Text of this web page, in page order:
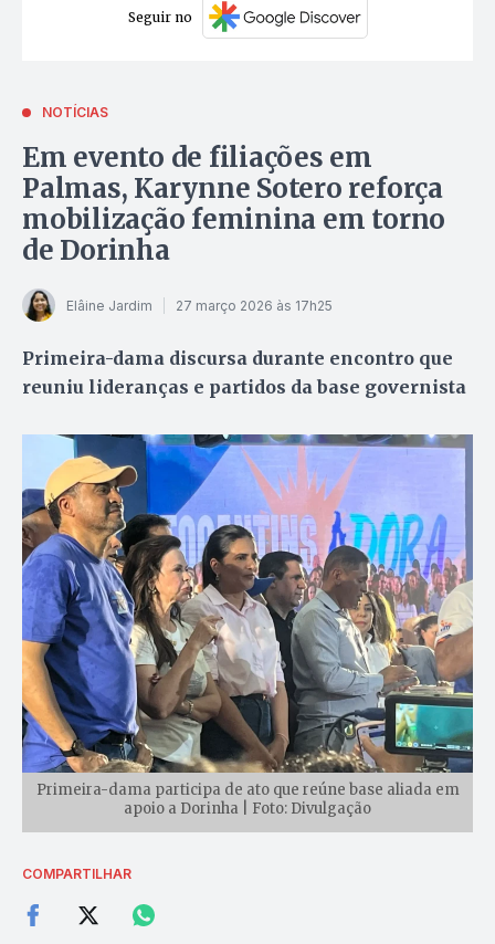
Seguir no
NOTÍCIAS
Em evento de filiações em
Palmas, Karynne Sotero reforça
mobilização feminina em torno
de Dorinha
Elâine Jardim 27 março 2026 às 17h25
Primeira-dama discursa durante encontro que
reuniu lideranças e partidos da base governista
Primeira-dama participa de ato que reúne base aliada em
apoio a Dorinha | Foto: Divulgação
COMPARTILHAR